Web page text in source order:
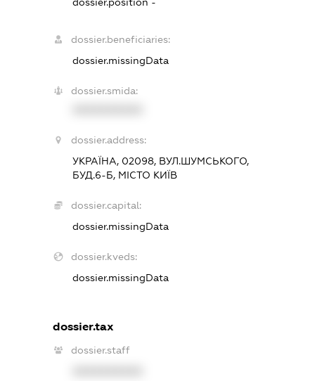
dossier.beneficiaries:
dossier.missingData
dossier.smida:
dossier.address:
УКРАЇНА, 02098, ВУЛ.ШУМСЬКОГО,
БУД.6-Б, МІСТО КИЇВ
dossier.capital:
dossier.missingData
dossier.kveds:
dossier.missingData
dossier.tax
dossier.staff